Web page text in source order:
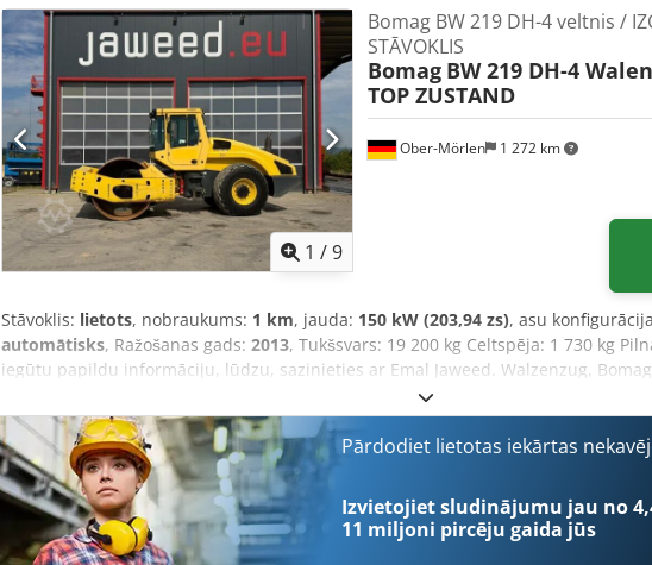
1 /9
Ober-Mörlen 1 272 km
Bomag BW 219 DH-4 veltnis /
STĀVOKLIS
Bomag BW 219 DH-4
TOP ZUSTAND
Stāvoklis: lietots, nobraukums: 1 km, jauda: 150 kW (203,94 zs), asu
automātisks, Ražošanas gads: 2013, Tukšsvars: 19 200 kg Celtspēja: 1 730 kg
iegūtu papildu informāciju, lūdzu, sazinieties ar Emal Jaweed. Walzenzug,
gads: 2013, darba stundas: 6 523 h, garums: 6 000 mm, platums: 2 300 mm,
tukšsvars: 19 200 kg, maksimālais svars: 20 930 kg, dzinēja tips: Deutz TCD 2012
kW / 204 ZS, nominālie apgriezieni: 2 200 apgr./min, riepu izmērs: 800/60 R24
braukšanas ātrums: 13 km/h, EasyDrive (hidrostatiskais piedziņas pārnesums)
stūrēšana, regulējama vibrācijas intensitāte, avārijas apturēšanas slēdzis, darba
apgaismojums, brīdinājuma mirgojošā gaisma, ROPS/FOBS drošības kabīne,
skaļruņu sistēma, LCD displejs, apsilde, vācu tehnika / IZCILS STĀVOKLIS Cits: *
Pārdodiet lietotas iekārtas
Izvietojiet sludinājumu jau no
11 miljoni pircēju gaida jūs